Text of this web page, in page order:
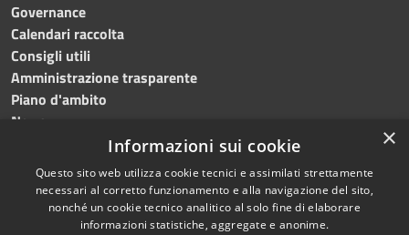
Governance
Calendari raccolta
Consigli utili
Amministrazione trasparente
Piano d'ambito
News
Copyright © 2023 •
×
Informazioni sui cookie
Questo sito web utilizza cookie tecnici e assimilati strettamente
necessari al corretto funzionamento e alla navigazione del sito,
nonché un cookie tecnico analitico al solo fine di elaborare
informazioni statistiche, aggregate e anonime.